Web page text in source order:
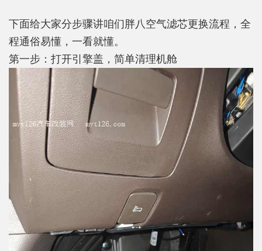
下面给大家分步骤讲咱们胖八空气滤芯更换流程，全
程通俗易懂，一看就懂。
第一步：打开引擎盖，简单清理机舱